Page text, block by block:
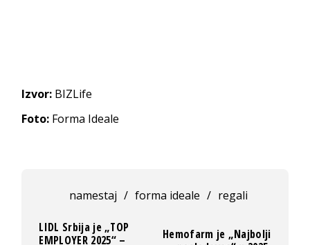
Izvor: BIZLife
Foto: Forma Ideale
namestaj / forma ideale / regali
LIDL Srbija je „TOP
EMPLOYER 2025“ –
Hemofarm je „Najbolji